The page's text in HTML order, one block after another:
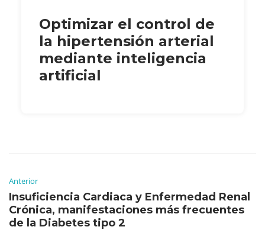
Optimizar el control de
la hipertensión arterial
mediante inteligencia
artificial
Anterior
Insuficiencia Cardiaca y Enfermedad Renal
Crónica, manifestaciones más frecuentes
de la Diabetes tipo 2